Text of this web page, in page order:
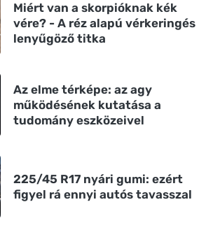
Miért van a skorpióknak kék
vére? - A réz alapú vérkeringés
lenyűgöző titka
Az elme térképe: az agy
működésének kutatása a
tudomány eszközeivel
225/45 R17 nyári gumi: ezért
figyel rá ennyi autós tavasszal